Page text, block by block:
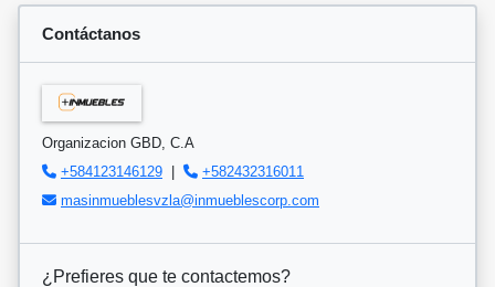
Contáctanos
Organizacion GBD, C.A
+584123146129 |
+582432316011
masinmueblesvzla@inmueblescorp.com
¿Prefieres que te contactemos?